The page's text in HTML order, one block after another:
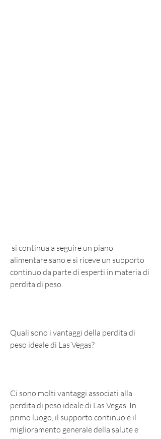
alimentare sano e si riceve un supporto
continuo da parte di esperti in materia di
perdita di peso.
Quali sono i vantaggi della perdita di
peso ideale di Las Vegas?
Ci sono molti vantaggi associati alla
perdita di peso ideale di Las Vegas. In
primo luogo, il supporto continuo e il
miglioramento generale della salute e